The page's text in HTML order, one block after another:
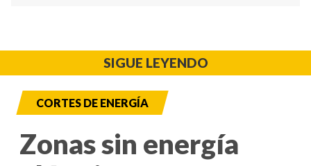
SIGUE LEYENDO
CORTES DE ENERGÍA
Zonas sin energía